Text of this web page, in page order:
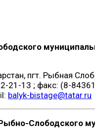
пгт. Рыбная
21-13 ; факс: (8-
balyk-bistage@tatar.ru
Слободского